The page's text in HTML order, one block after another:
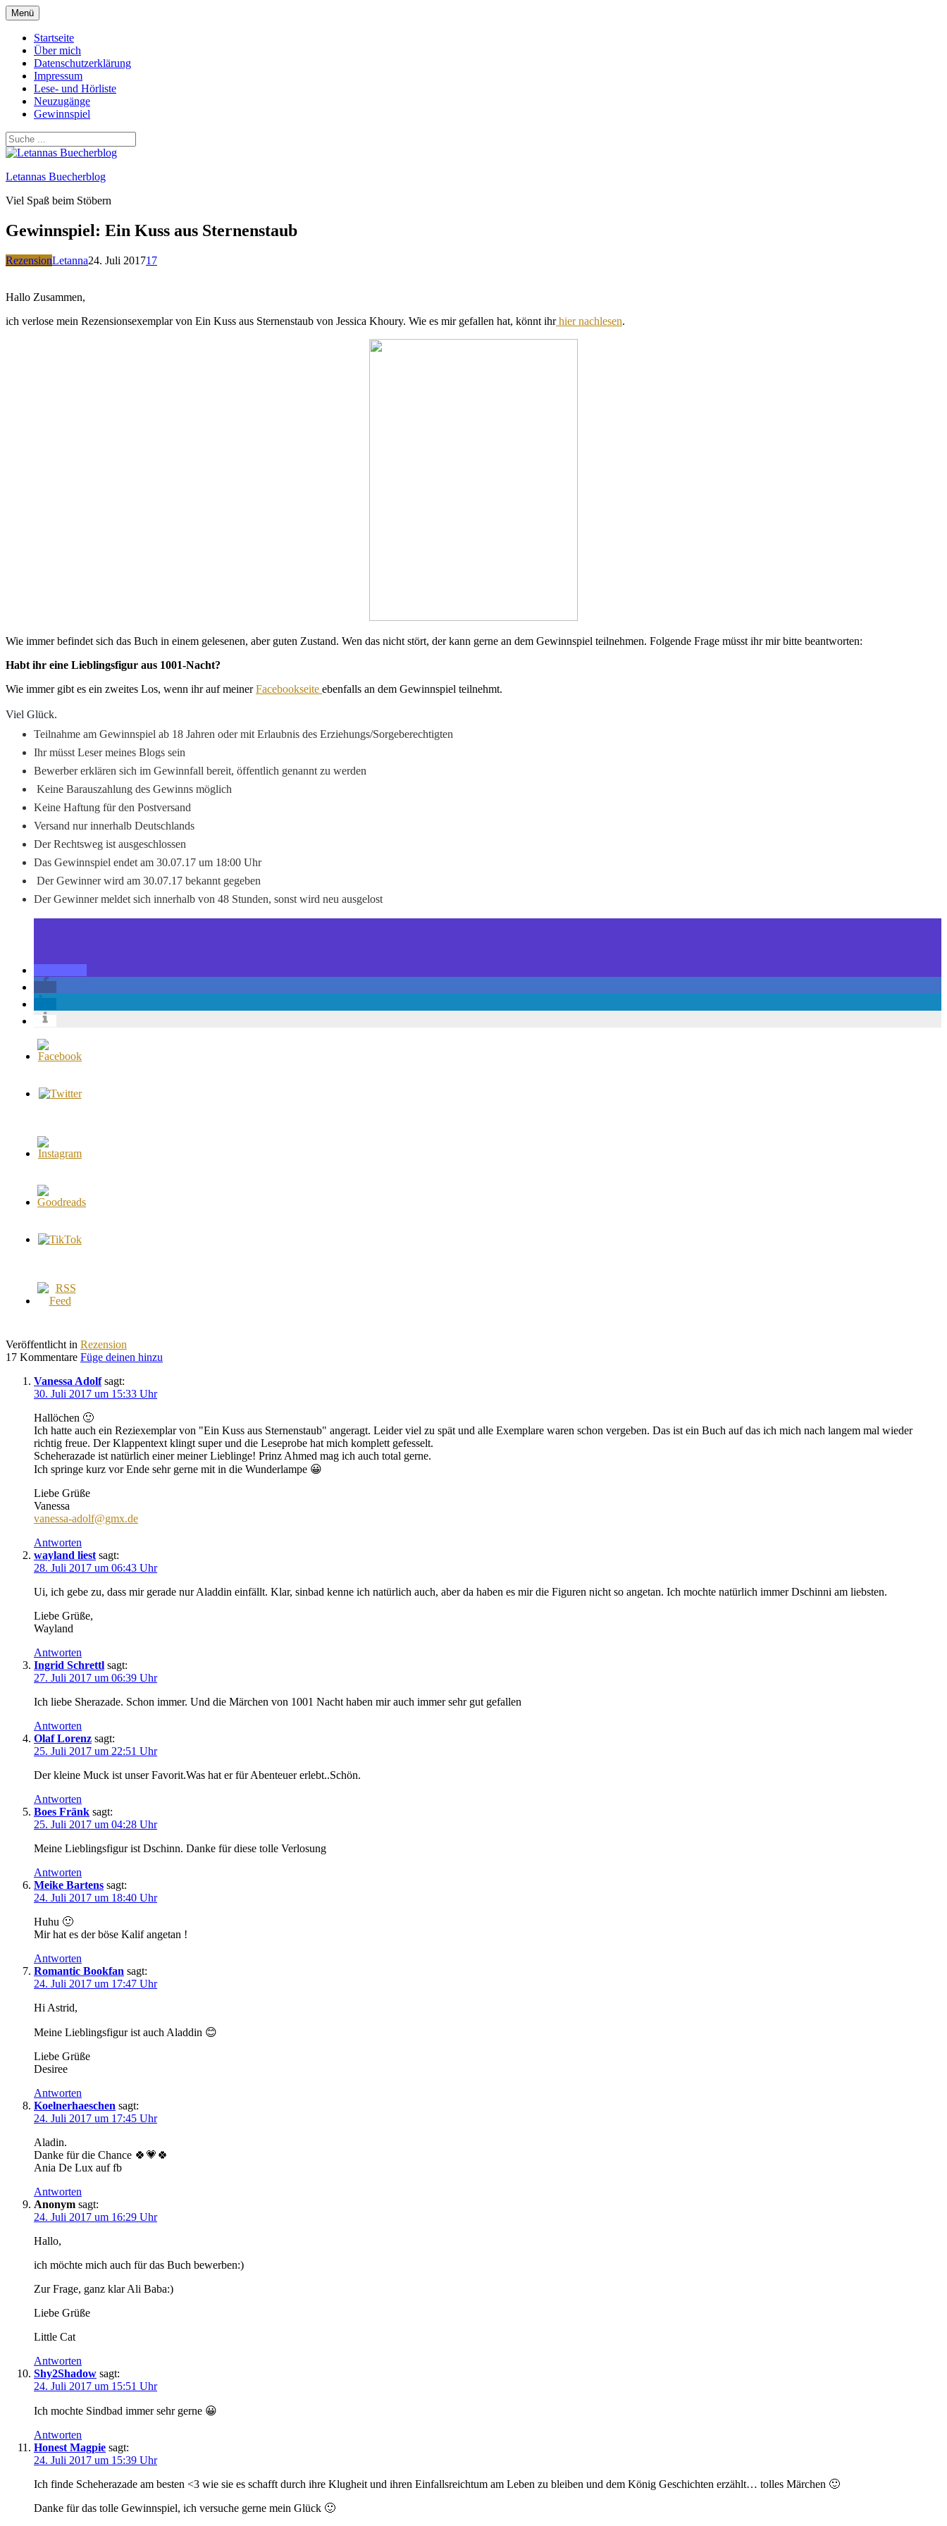
Zum
Inhalt
springen
Menü
Startseite
Über mich
Datenschutzerklärung
Impressum
Lese- und Hörliste
Neuzugänge
Gewinnspiel
Letannas Buecherblog
Viel Spaß beim Stöbern
Gewinnspiel: Ein Kuss aus Sternenstaub
RezensionLetanna24. Juli 201717
Hallo Zusammen,
ich verlose mein Rezensionsexemplar von Ein Kuss aus Sternenstaub von Jessica Khoury. Wie es mir gefallen hat, könnt ihrhier nachlesen.
Wie immer befindet sich das Buch in einem gelesenen, aber guten Zustand. Wen das nicht stört, der kann gerne an dem Gewinnspiel teilnehmen. Folgende Frage müsst ihr mir bitte beantworten:
Habt ihr eine Lieblingsfigur aus 1001-Nacht?
Wie immer gibt es ein zweites Los, wenn ihr auf meinerFacebookseite ebenfalls an dem Gewinnspiel teilnehmt.
Viel Glück.
Teilnahme am Gewinnspiel ab 18 Jahren oder mit Erlaubnis des Erziehungs/Sorgeberechtigten
Ihr müsst Leser meines Blogs sein
Bewerber erklären sich im Gewinnfall bereit, öffentlich genannt zu werden
Keine Barauszahlung des Gewinns möglich
Keine Haftung für den Postversand
Versand nur innerhalb Deutschlands
Der Rechtsweg ist ausgeschlossen
Das Gewinnspiel endet am 30.07.17 um 18:00 Uhr
Der Gewinner wird am 30.07.17 bekannt gegeben
Der Gewinner meldet sich innerhalb von 48 Stunden, sonst wird neu ausgelost
Veröffentlicht in Rezension
17 Kommentare Füge deinen hinzu
Vanessa Adolf sagt:
30. Juli 2017 um 15:33 Uhr
Hallöchen 🙂
Ich hatte auch ein Reziexemplar von "Ein Kuss aus Sternenstaub" angeragt. Leider viel zu spät und alle Exemplare waren schon vergeben. Das ist ein Buch auf das ich mich nach langem mal wieder
richtig freue. Der Klappentext klingt super und die Leseprobe hat mich komplett gefesselt.
Scheherazade ist natürlich einer meiner Lieblinge! Prinz Ahmed mag ich auch total gerne.
Ich springe kurz vor Ende sehr gerne mit in die Wunderlampe 😀
Liebe Grüße
Vanessa
vanessa-adolf@gmx.de
Antworten
wayland liest sagt:
28. Juli 2017 um 06:43 Uhr
Ui, ich gebe zu, dass mir gerade nur Aladdin einfällt. Klar, sinbad kenne ich natürlich auch, aber da haben es mir die Figuren nicht so angetan. Ich mochte natürlich immer Dschinni am liebsten.
Liebe Grüße,
Wayland
Antworten
Ingrid Schrettl sagt:
27. Juli 2017 um 06:39 Uhr
Ich liebe Sherazade. Schon immer. Und die Märchen von 1001 Nacht haben mir auch immer sehr gut gefallen
Antworten
Olaf Lorenz sagt:
25. Juli 2017 um 22:51 Uhr
Der kleine Muck ist unser Favorit.Was hat er für Abenteuer erlebt..Schön.
Antworten
Boes Fränk sagt:
25. Juli 2017 um 04:28 Uhr
Meine Lieblingsfigur ist Dschinn. Danke für diese tolle Verlosung
Antworten
Meike Bartens sagt:
24. Juli 2017 um 18:40 Uhr
Huhu 🙂
Mir hat es der böse Kalif angetan !
Antworten
Romantic Bookfan sagt:
24. Juli 2017 um 17:47 Uhr
Hi Astrid,
Meine Lieblingsfigur ist auch Aladdin 😊
Liebe Grüße
Desiree
Antworten
Koelnerhaeschen sagt:
24. Juli 2017 um 17:45 Uhr
Aladin.
Danke für die Chance 🍀💗🍀
Ania De Lux auf fb
Antworten
Anonym sagt:
24. Juli 2017 um 16:29 Uhr
Hallo,
ich möchte mich auch für das Buch bewerben:)
Zur Frage, ganz klar Ali Baba:)
Liebe Grüße
Little Cat
Antworten
Shy2Shadow sagt:
24. Juli 2017 um 15:51 Uhr
Ich mochte Sindbad immer sehr gerne 😀
Antworten
Honest Magpie sagt:
24. Juli 2017 um 15:39 Uhr
Ich finde Scheherazade am besten <3 wie sie es schafft durch ihre Klugheit und ihren Einfallsreichtum am Leben zu bleiben und dem König Geschichten erzählt… tolles Märchen 🙂
Danke für das tolle Gewinnspiel, ich versuche gerne mein Glück 🙂